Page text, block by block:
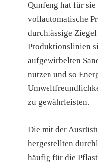
Qunfeng hat für
vollautomatische
durchlässige
Produktionslinien
aufgewirbelten
nutzen und so
zu gewährleisten.
Die mit der
hergestellten
häufig für die